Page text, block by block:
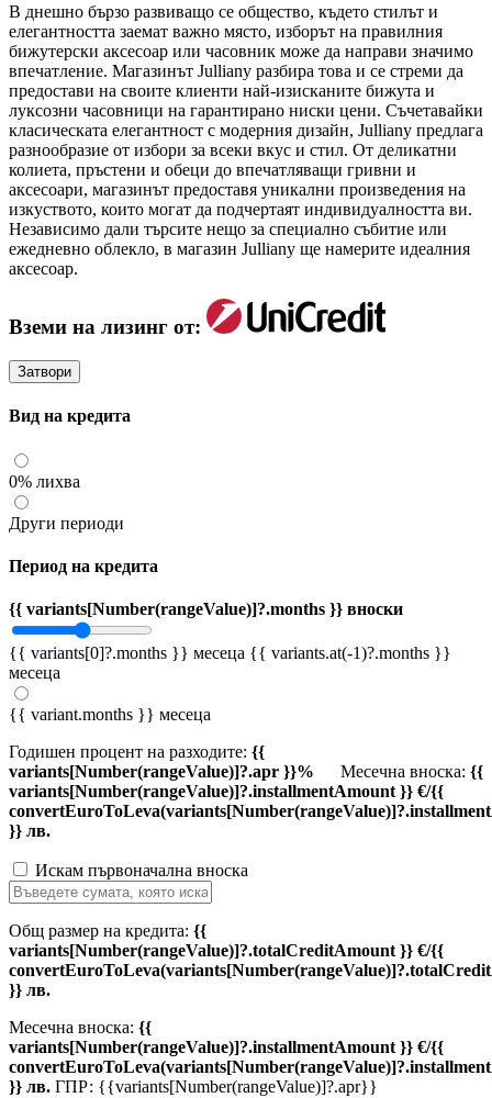
В днешно бързо развиващо се общество, където стилът и
елегантността заемат важно място, изборът на правилния
бижутерски аксесоар или часовник може да направи значимо
впечатление. Магазинът Julliany разбира това и се стреми да
предостави на своите клиенти най-изисканите бижута и
луксозни часовници на гарантирано ниски цени. Съчетавайки
класическата елегантност с модерния дизайн, Julliany предлага
разнообразие от избори за всеки вкус и стил. От деликатни
колиета, пръстени и обеци до впечатляващи гривни и
аксесоари, магазинът предоставя уникални произведения на
изкуството, които могат да подчертаят индивидуалността ви.
Независимо дали търсите нещо за специално събитие или
ежедневно облекло, в магазин Julliany ще намерите идеалния
аксесоар.
Вземи на лизинг от:
Затвори
Вид на кредита
0% лихва
Други периоди
Период на кредита
{{ variants[Number(rangeValue)]?.months }} вноски
{{ variants[0]?.months }} месеца {{ variants.at(-1)?.months }}
месеца
{{ variant.months }} месеца
Годишен процент на разходите: {{
variants[Number(rangeValue)]?.apr }}%
Месечна вноска: {{
variants[Number(rangeValue)]?.installmentAmount }} €/{{
}} лв.
Искам първоначална вноска
Общ размер на кредита: {{
variants[Number(rangeValue)]?.totalCreditAmount }} €/{{
}} лв.
Месечна вноска: {{
variants[Number(rangeValue)]?.installmentAmount }} €/{{
}} лв. ГПР: {{variants[Number(rangeValue)]?.apr}}